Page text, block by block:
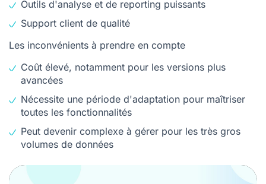
Outils d'analyse et de reporting puissants
Support client de qualité
Les inconvénients à prendre en compte
Coût élevé, notamment pour les versions plus
avancées
Nécessite une période d'adaptation pour maîtriser
toutes les fonctionnalités
Peut devenir complexe à gérer pour les très gros
volumes de données